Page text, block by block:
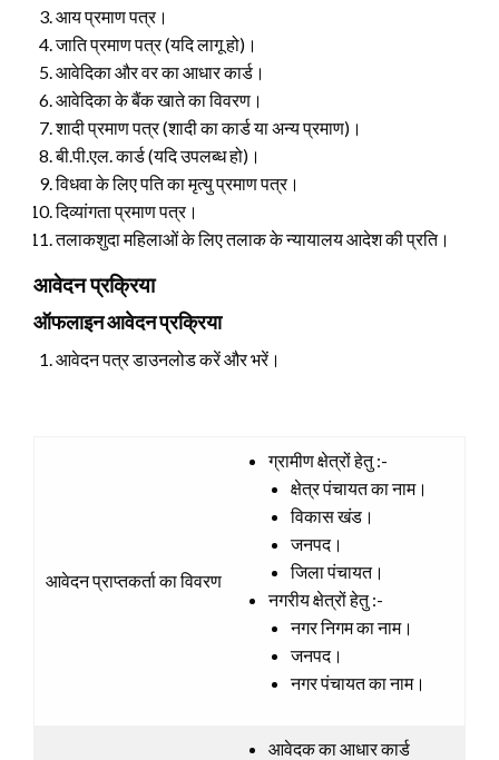
आय प्रमाण पत्र।
जाति प्रमाण पत्र (यदि लागू हो)।
आवेदिका और वर का आधार कार्ड।
आवेदिका के बैंक खाते का विवरण।
शादी प्रमाण पत्र (शादी का कार्ड या अन्य प्रमाण)।
बी.पी.एल. कार्ड (यदि उपलब्ध हो)।
विधवा के लिए पति का मृत्यु प्रमाण पत्र।
दिव्यांगता प्रमाण पत्र।
तलाकशुदा महिलाओं के लिए तलाक के न्यायालय आदेश की प्रति।
आवेदन प्रक्रिया
ऑफलाइन आवेदन प्रक्रिया
आवेदन पत्र डाउनलोड करें और भरें।
आवेदन प्राप्तकर्ता का विवरण
ग्रामीण क्षेत्रों हेतु :-
क्षेत्र पंचायत का नाम।
विकास खंड।
जनपद।
जिला पंचायत।
नगरीय क्षेत्रों हेतु :-
नगर निगम का नाम।
जनपद।
नगर पंचायत का नाम।
आवेदक का आधार कार्ड